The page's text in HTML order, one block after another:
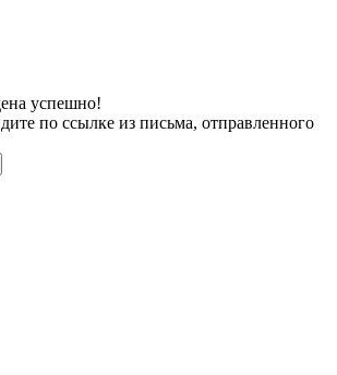
успешно!
по ссылке из письма, отправленного